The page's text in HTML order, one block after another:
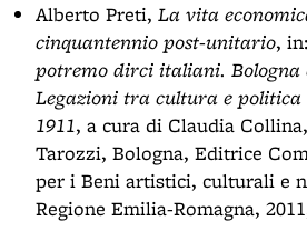
Alberto Preti, La vita
cinquantennio post-unitario,
potremo dirci italiani. Bologna
Legazioni tra cultura e politica
1911, a cura di Claudia
Tarozzi, Bologna, Editrice
per i Beni artistici, culturali e
Regione Emilia-Romagna,